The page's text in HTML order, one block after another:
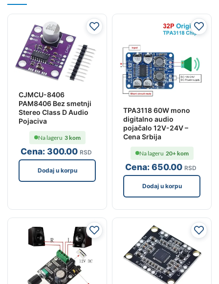
CJMCU-8406
PAM8406 Bez smetnji
Stereo Class D Audio
Pojaciva
Cena:300.00 RSD
Na lageru 3 kom
Dodaj u korpu
TPA3118 60W mono
digitalno audio
pojačalo 12V-24V –
Cena Srbija
Cena:650.00 RSD
Na lageru 20+ kom
Dodaj u korpu